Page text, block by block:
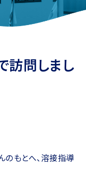
訪問しまし
もとへ、溶接指導